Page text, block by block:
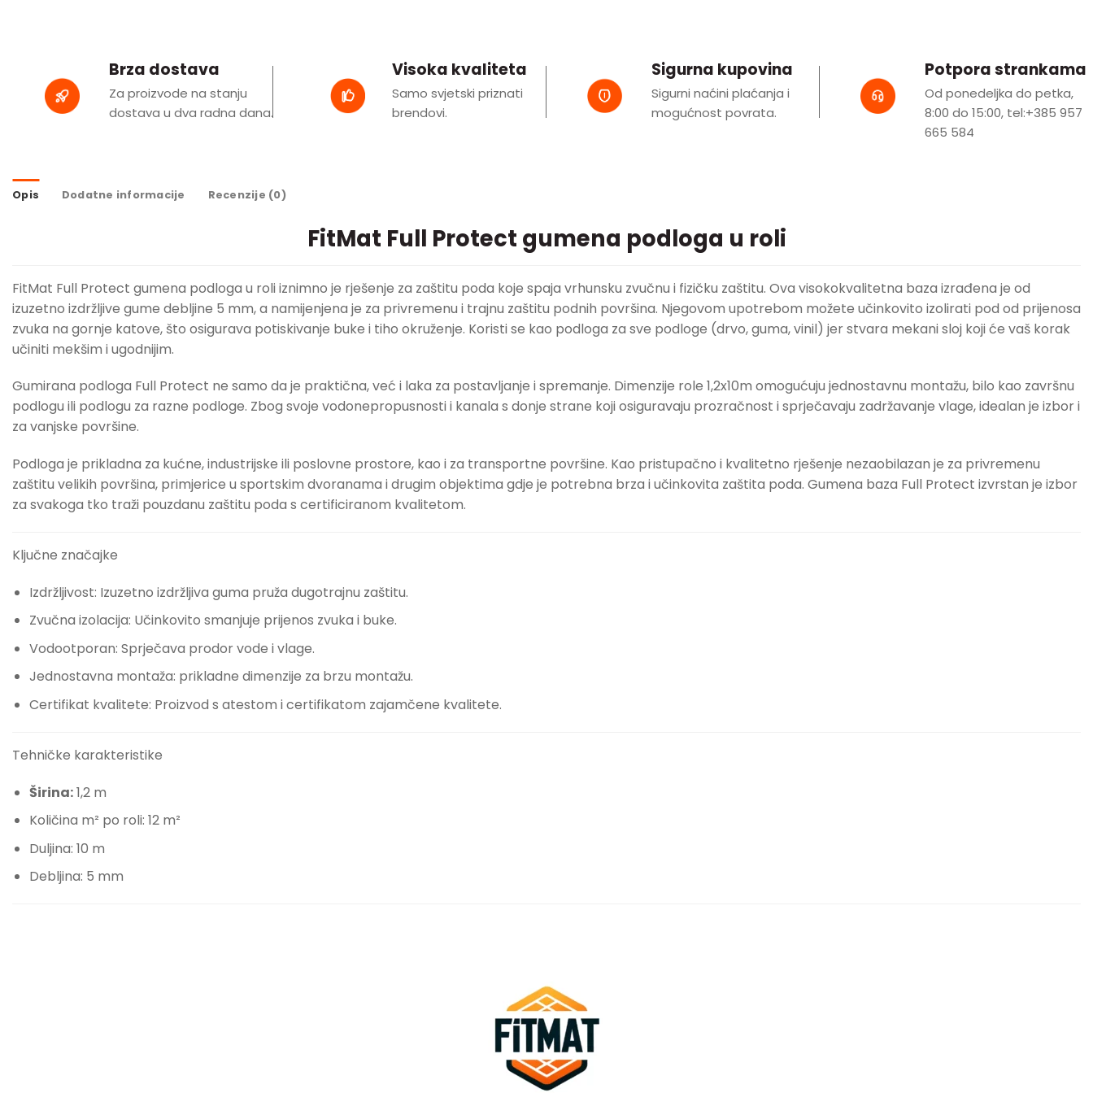
Brza dostava
Za proizvode na stanju
dostava u dva radna dana.
Visoka kvaliteta
Samo svjetski priznati
brendovi.
Sigurna kupovina
Sigurni naćini plaćanja i
mogućnost povrata.
Potpora strankama
Od ponedeljka do petka,
8:00 do 15:00, tel:+385 957
665 584
Opis Dodatne informacije Recenzije (0)
FitMat Full Protect gumena podloga u roli
FitMat Full Protect gumena podloga u roli iznimno je rješenje za zaštitu poda koje spaja vrhunsku zvučnu i fizičku zaštitu. Ova visokokvalitetna baza izrađena je od
izuzetno izdržljive gume debljine 5 mm, a namijenjena je za privremenu i trajnu zaštitu podnih površina. Njegovom upotrebom možete učinkovito izolirati pod od prijenosa
zvuka na gornje katove, što osigurava potiskivanje buke i tiho okruženje. Koristi se kao podloga za sve podloge (drvo, guma, vinil) jer stvara mekani sloj koji će vaš korak
učiniti mekšim i ugodnijim.
Gumirana podloga Full Protect ne samo da je praktična, već i laka za postavljanje i spremanje. Dimenzije role 1,2x10m omogućuju jednostavnu montažu, bilo kao završnu
podlogu ili podlogu za razne podloge. Zbog svoje vodonepropusnosti i kanala s donje strane koji osiguravaju prozračnost i sprječavaju zadržavanje vlage, idealan je izbor i
za vanjske površine.
Podloga je prikladna za kućne, industrijske ili poslovne prostore, kao i za transportne površine. Kao pristupačno i kvalitetno rješenje nezaobilazan je za privremenu
zaštitu velikih površina, primjerice u sportskim dvoranama i drugim objektima gdje je potrebna brza i učinkovita zaštita poda. Gumena baza Full Protect izvrstan je izbor
za svakoga tko traži pouzdanu zaštitu poda s certificiranom kvalitetom.
Ključne značajke
Izdržljivost: Izuzetno izdržljiva guma pruža dugotrajnu zaštitu.
Zvučna izolacija: Učinkovito smanjuje prijenos zvuka i buke.
Vodootporan: Sprječava prodor vode i vlage.
Jednostavna montaža: prikladne dimenzije za brzu montažu.
Certifikat kvalitete: Proizvod s atestom i certifikatom zajamčene kvalitete.
Tehničke karakteristike
Širina:1,2 m
Količina m² po roli: 12 m²
Duljina: 10 m
Debljina: 5 mm